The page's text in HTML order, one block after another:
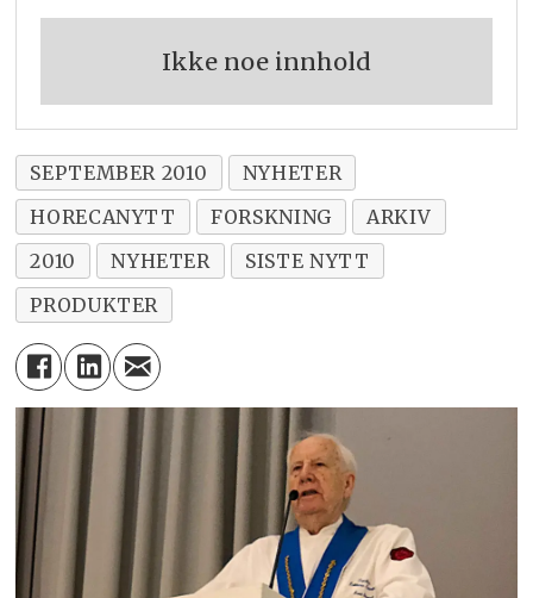
Ikke noe innhold
SEPTEMBER 2010
NYHETER
HORECANYTT
FORSKNING
ARKIV
2010
NYHETER
SISTE NYTT
PRODUKTER